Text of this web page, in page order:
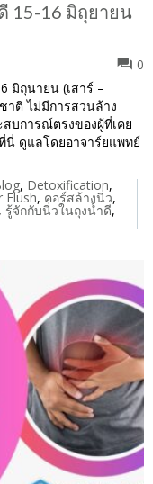
15-16 มิถุยายน
0
มิถุนายน (เสาร์ –
าติ ไม่มีการสวนล้าง
บการณ์ตรงของผู้ที่เคย
นี่ ดูแลโดยอาจาร์ยแพทย์
, Detoxification,
Flush, คอร์สล้างนิ่ว,
, รู้จักกับนิ่วในถุงน้ำดี,